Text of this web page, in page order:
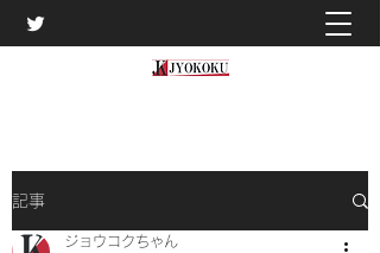
記事
ジョウコクちゃん